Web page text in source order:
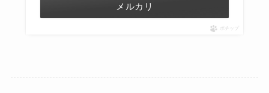
メルカリ
ポチップ